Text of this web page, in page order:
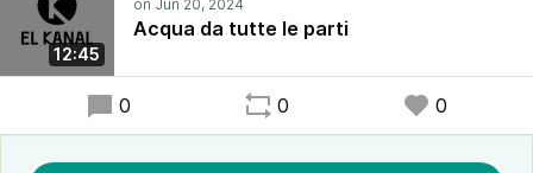
⛴️ L’azienda, che opera per conto dell'Apt dopo
essersi aggiudicata un bando regionale della durata di
9 anni, non è infatti nuova a problemi
12:45
Acqua da tutte le parti
0 0 0